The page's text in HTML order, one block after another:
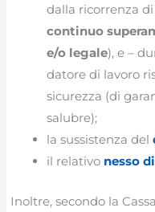
dalla ricorrenza
continuo
e/o legale), e –
datore di lavoro
sicurezza (di
salubre);
la sussistenza del
il relativo nesso
Inoltre, secondo la